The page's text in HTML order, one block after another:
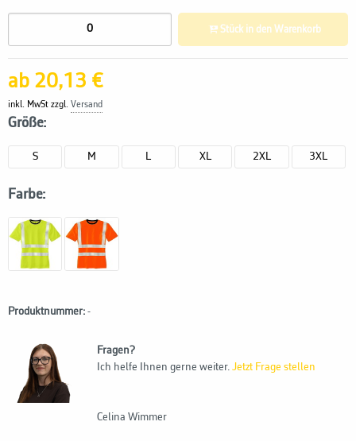
ab 20,13 €
inkl. MwSt zzgl. Versand
Größe:
S M L XL 2XL 3XL
Farbe:
Stück in den Warenkorb
Produktnummer: -
Fragen?
Ich helfe Ihnen gerne weiter. Jetzt Frage stellen
Celina Wimmer